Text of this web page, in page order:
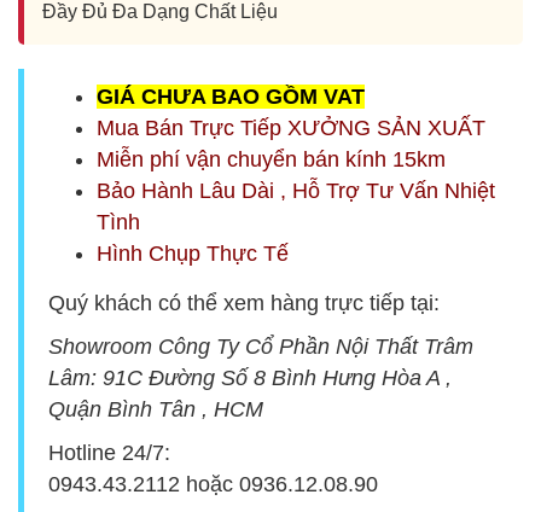
Đầy Đủ Đa Dạng Chất Liệu
GIÁ CHƯA BAO GỒM VAT
Mua Bán Trực Tiếp XƯỞNG SẢN XUẤT
Miễn phí vận chuyển bán kính 15km
Bảo Hành Lâu Dài , Hỗ Trợ Tư Vấn Nhiệt
Tình
Hình Chụp Thực Tế
Quý khách có thể xem hàng trực tiếp tại:
Showroom Công Ty Cổ Phần Nội Thất Trâm
Lâm: 91C Đường Số 8 Bình Hưng Hòa A ,
Quận Bình Tân , HCM
Hotline 24/7:
0943.43.2112 hoặc 0936.12.08.90